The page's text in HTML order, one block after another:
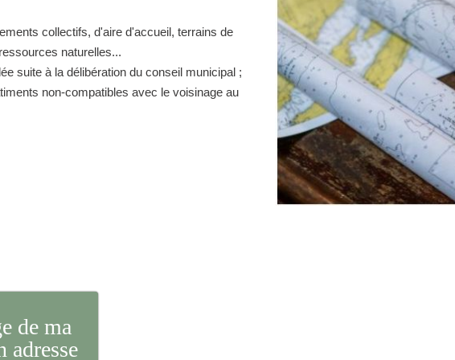
collectifs, d'aire d'accueil, terrains de
naturelles...
suite à la délibération du conseil municipal ;
non-compatibles avec le voisinage au
de ma
adresse